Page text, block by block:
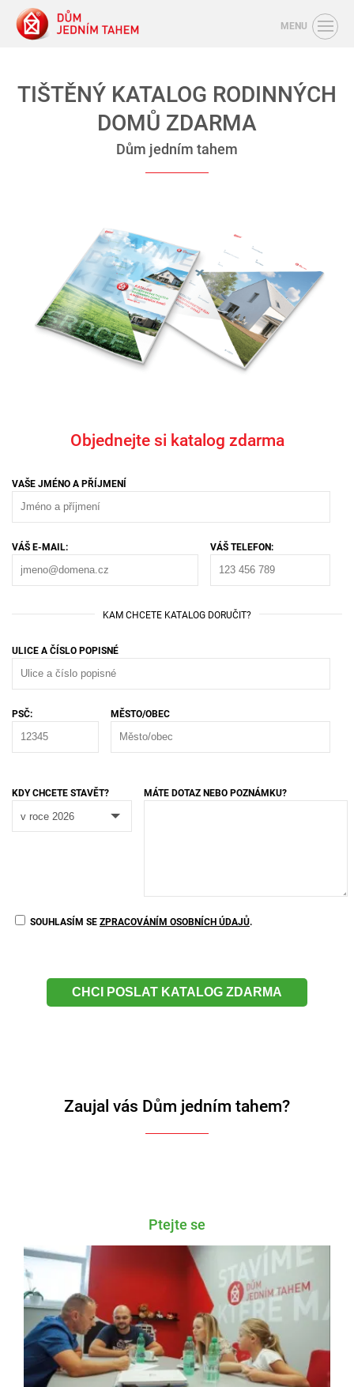
MENU
TIŠTĚNÝ KATALOG RODINNÝCH
DOMŮ ZDARMA
Dům jedním tahem
Objednejte si katalog zdarma
VAŠE JMÉNO A PŘÍJMENÍ
VÁŠ E-MAIL: VÁŠ TELEFON:
KAM CHCETE KATALOG DORUČIT?
ULICE A ČÍSLO POPISNÉ
PSČ: MĚSTO/OBEC
KDY CHCETE STAVĚT? MÁTE DOTAZ NEBO POZNÁMKU?
SOUHLASÍM SEZPRACOVÁNÍM OSOBNÍCH ÚDAJŮ.
Zaujal vás Dům jedním tahem?
Ptejte se